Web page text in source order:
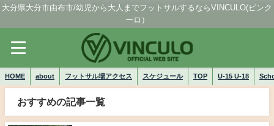
大分県大分市由布市/幼児から大人までフットサルするならVINCULO(ビンク
ーロ）
HOME about フットサル場アクセス スケジュール TOP U-15 U-18
おすすめの記事一覧